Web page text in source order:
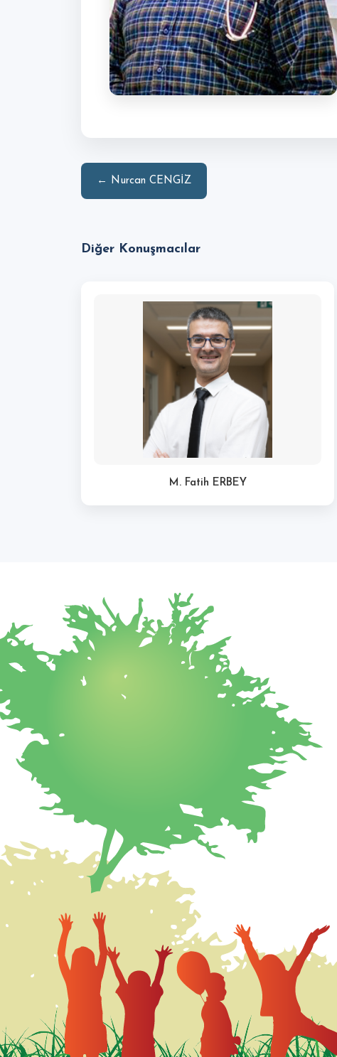
← Nurcan CENGİZ
Diğer Konuşmacılar
M. Fatih ERBEY